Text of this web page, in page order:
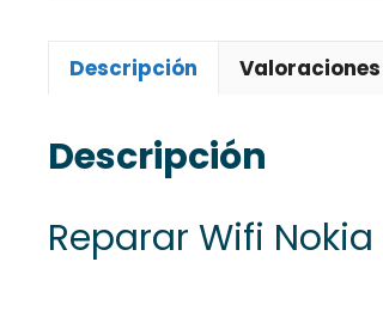
Descripción
Descripción
Reparar Wifi